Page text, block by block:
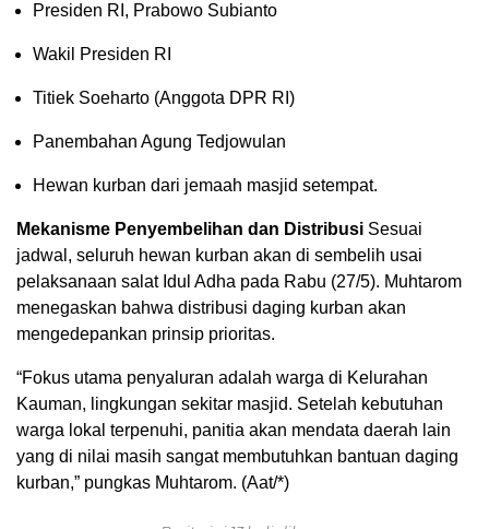
Presiden RI, Prabowo Subianto
Wakil Presiden RI
Titiek Soeharto (Anggota DPR RI)
Panembahan Agung Tedjowulan
Hewan kurban dari jemaah masjid setempat.
Mekanisme Penyembelihan dan Distribusi Sesuai
jadwal, seluruh hewan kurban akan di sembelih usai
pelaksanaan salat Idul Adha pada Rabu (27/5). Muhtarom
menegaskan bahwa distribusi daging kurban akan
mengedepankan prinsip prioritas.
“Fokus utama penyaluran adalah warga di Kelurahan
Kauman, lingkungan sekitar masjid. Setelah kebutuhan
warga lokal terpenuhi, panitia akan mendata daerah lain
yang di nilai masih sangat membutuhkan bantuan daging
kurban,” pungkas Muhtarom. (Aat/*)